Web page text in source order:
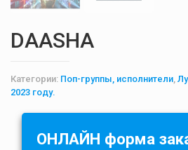
DAASHA
Категории: Поп-группы, исполнители
2023 году.
ОНЛАЙН форма